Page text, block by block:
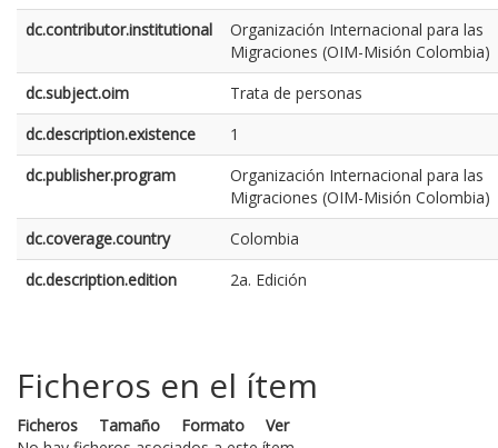
dc.contributor.institutional
Organización Internacional para las
Migraciones (OIM-Misión Colombia)
dc.subject.oim
Trata de personas
dc.description.existence
1
dc.publisher.program
Organización Internacional para las
Migraciones (OIM-Misión Colombia)
dc.coverage.country
Colombia
dc.description.edition
2a. Edición
Ficheros en el ítem
Ficheros Tamaño Formato
Ver